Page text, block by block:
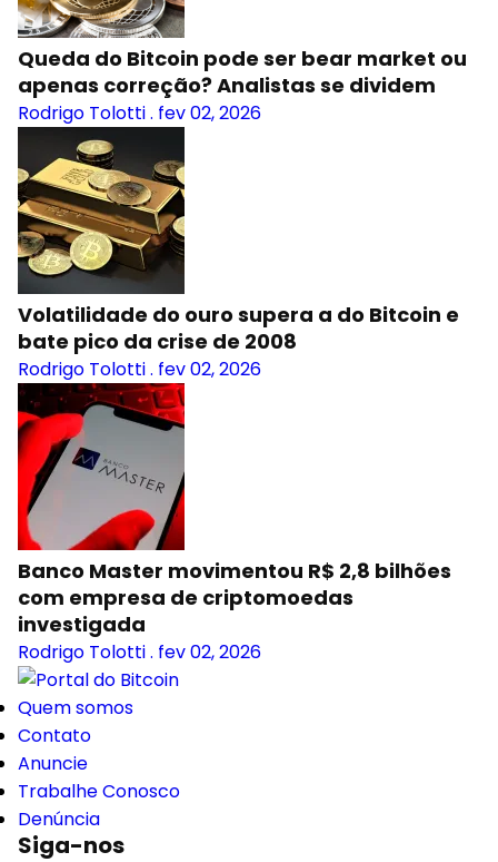
Queda do Bitcoin pode ser bear market ou
apenas correção? Analistas se dividem
Rodrigo Tolotti. fev 02, 2026
Volatilidade do ouro supera a do Bitcoin e
bate pico da crise de 2008
Rodrigo Tolotti. fev 02, 2026
Banco Master movimentou R$ 2,8 bilhões
com empresa de criptomoedas
investigada
Rodrigo Tolotti. fev 02, 2026
Quem somos
Contato
Anuncie
Trabalhe Conosco
Denúncia
Siga-nos